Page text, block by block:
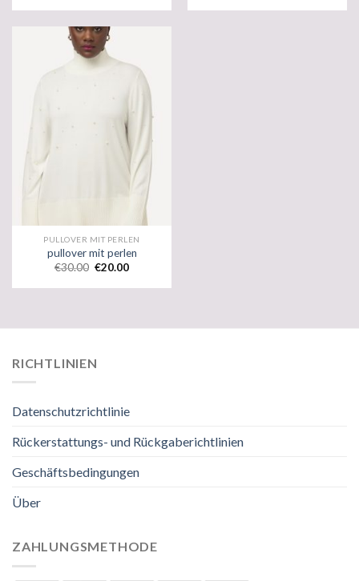
PULLOVER MIT PERLEN
pullover mit perlen
€30.00 €20.00
RICHTLINIEN
Datenschutzrichtlinie
Rückerstattungs- und Rückgaberichtlinien
Geschäftsbedingungen
Über
ZAHLUNGSMETHODE